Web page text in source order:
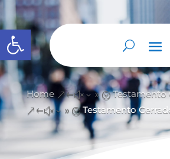
Abrir barra de herramientas
Home &#x39; Testamento
&#x39; Testamento